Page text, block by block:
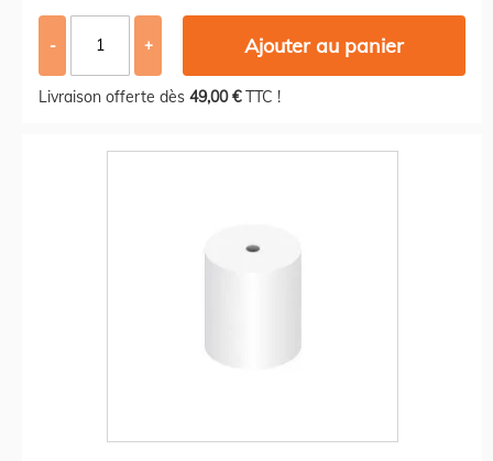
- + Ajouter au panier
Livraison offerte dès 49,00 €TTC !